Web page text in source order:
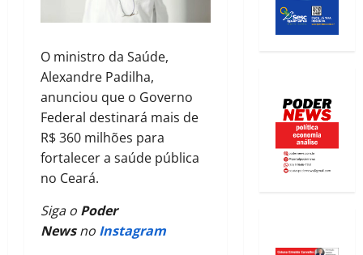
O ministro da Saúde,
Alexandre Padilha,
anunciou que o Governo
Federal destinará mais de
R$ 360 milhões para
fortalecer a saúde pública
no Ceará.
Siga o Poder
Newsno Instagram